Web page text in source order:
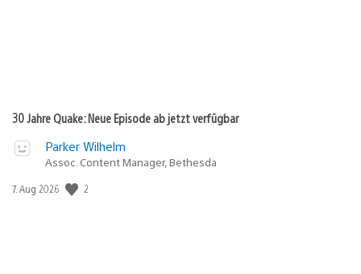
30 Jahre Quake: Neue Episode ab jetzt verfügbar
Parker Wilhelm
Assoc. Content Manager, Bethesda
Veröffentlichungsdatum:
7. Aug 2026 2